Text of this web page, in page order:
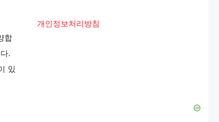
합
.
있
개인정보처리방침